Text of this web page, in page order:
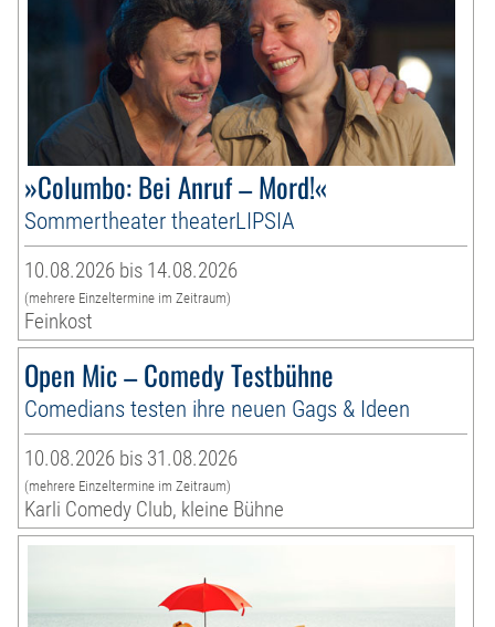
»Columbo: Bei Anruf – Mord!«
Sommertheater theaterLIPSIA
10.08.2026 bis 14.08.2026
(mehrere Einzeltermine im Zeitraum)
Feinkost
Open Mic – Comedy Testbühne
Comedians testen ihre neuen Gags & Ideen
10.08.2026 bis 31.08.2026
(mehrere Einzeltermine im Zeitraum)
Karli Comedy Club, kleine Bühne